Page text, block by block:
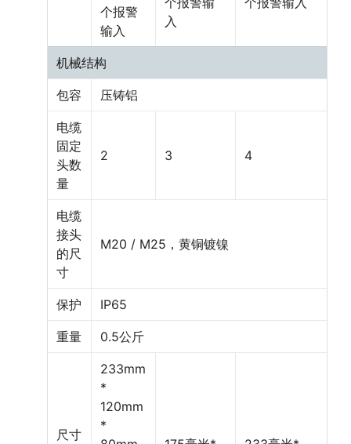
个报警
输入
入
机械结构
包容 压铸铝
电缆
固定
头数
量
2 3 4
电缆
接头
的尺
寸
M20 / M25，黄铜镀镍
保护 IP65
重量 0.5公斤
尺寸
233mm
*
120mm
*